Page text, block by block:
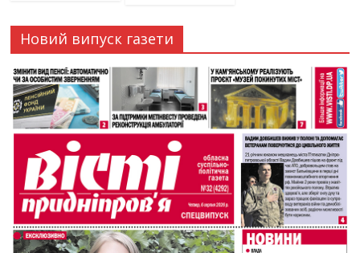
Новий випуск газети